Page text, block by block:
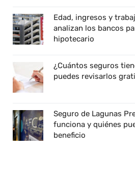
Edad, ingresos y
analizan los bancos
hipotecario
¿Cuántos seguros
puedes revisarlos
Seguro de Lagunas
funciona y quiénes
beneficio